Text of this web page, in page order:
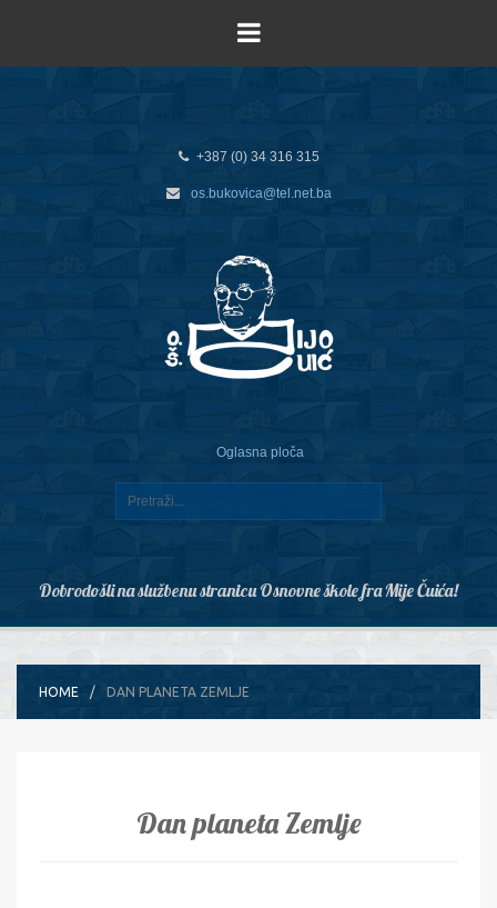
+387 (0) 34 316 315
os.bukovica@tel.net.ba
Oglasna ploča
Dobrodošli na službenu stranicu Osnovne škole fra Mije Čuića!
HOME DAN PLANETA ZEMLJE
Dan planeta Zemlje